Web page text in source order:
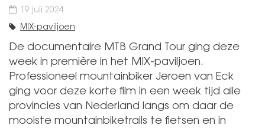
19 juli 2024
MIX-paviljoen
De documentaire MTB Grand Tour ging deze
week in première in het MIX-paviljoen.
Professioneel mountainbiker Jeroen van Eck
ging voor deze korte film in een week tijd alle
provincies van Nederland langs om daar de
mooiste mountainbiketrails te fietsen en in